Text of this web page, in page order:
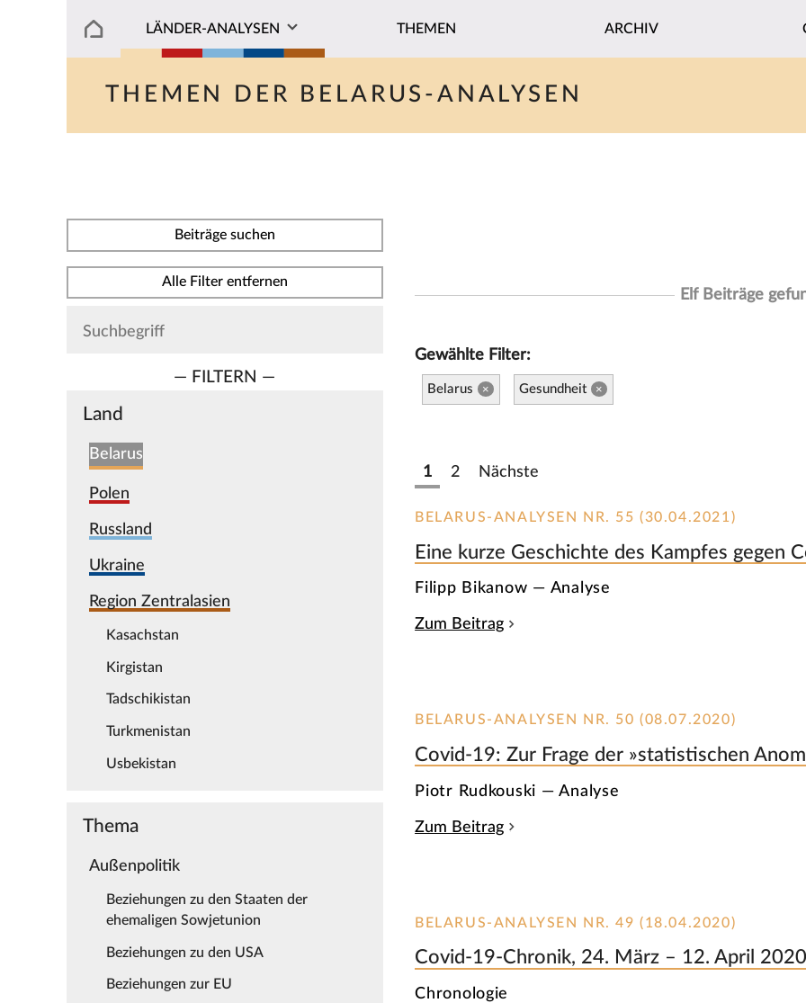
LÄNDER-ANALYSEN THEMEN ARCHIV
THEMEN DER BELARUS-ANALYSEN
Beiträge suchen
Alle Filter entfernen
— FILTERN —
Land
Belarus
Polen
Russland
Ukraine
Region Zentralasien
Kasachstan
Kirgistan
Tadschikistan
Turkmenistan
Usbekistan
Thema
Außenpolitik
Beziehungen zu den Staaten der
ehemaligen Sowjetunion
Beziehungen zu den USA
Beziehungen zur EU
Elf Beiträge
Gewählte Filter:
Belarus × Gesundheit ×
1 2 Nächste
BELARUS-ANALYSEN NR. 55 (30.04.2021)
Eine kurze Geschichte des Kampfes gegen
Filipp Bikanow — Analyse
Zum Beitrag
BELARUS-ANALYSEN NR. 50 (08.07.2020)
Covid-19: Zur Frage der »statistischen
Piotr Rudkouski — Analyse
Zum Beitrag
BELARUS-ANALYSEN NR. 49 (18.04.2020)
Covid-19-Chronik, 24. März – 12. April
Chronologie